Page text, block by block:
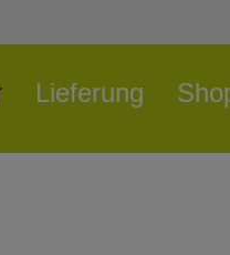
Lieferung